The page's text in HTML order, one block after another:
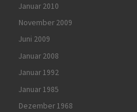
Januar 2010
November 2009
Juni 2009
Januar 2008
Januar 1992
Januar 1985
Dezember 1968